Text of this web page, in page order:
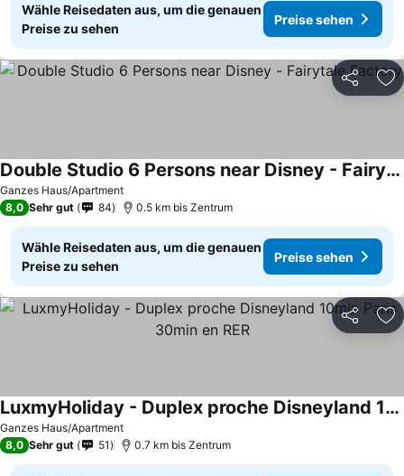
Wähle Reisedaten aus, um die genauen
Preise zu sehen
Preise sehen
Teilen
Ganzes Haus/Apartment
Double Studio 6 Persons near Disney - Fairytale Factory
8,0 Sehr gut 84 0.5 km bis Zentrum
Wähle Reisedaten aus, um die genauen
Preise zu sehen
Preise sehen
Teilen
Ganzes Haus/Apartment
LuxmyHoliday - Duplex proche Disneyland 10min Paris 30min en RER
8,0 Sehr gut 51 0.7 km bis Zentrum